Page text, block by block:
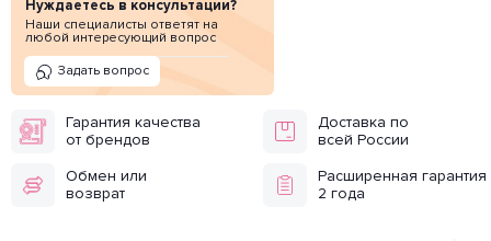
Нуждаетесь в консультации?
Наши специалисты ответят на
любой интересующий вопрос
Задать вопрос
Гарантия качества
от брендов
Доставка по
всей России
Обмен или
возврат
Расширенная гарантия
2 года